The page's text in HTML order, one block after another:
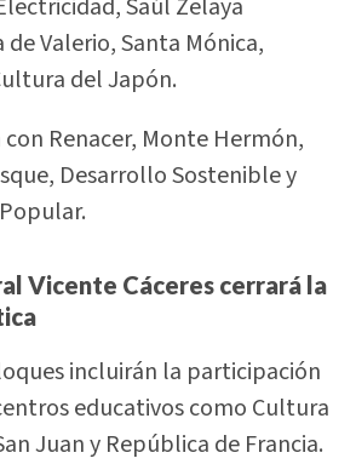
Saúl Zelaya
Valerio, Santa Mónica,
del Japón.
Renacer, Monte Hermón,
Desarrollo Sostenible y
Vicente Cáceres cerrará la
incluirán la participación
educativos como Cultura
Juan y República de Francia.